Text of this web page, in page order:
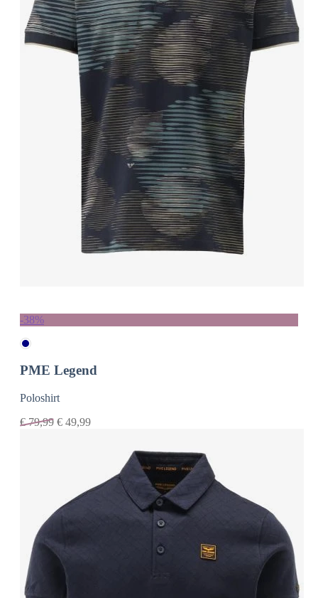
-38%
PME Legend
Poloshirt
€79,99 € 49,99